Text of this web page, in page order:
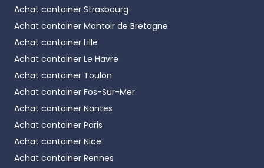
Achat container Strasbourg
Achat container Montoir de Bretagne
Achat container Lille
Achat container Le Havre
Achat container Toulon
Achat container Fos-Sur-Mer
Achat container Nantes
Achat container Paris
Achat container Nice
Achat container Rennes